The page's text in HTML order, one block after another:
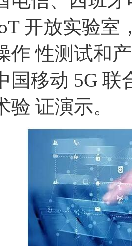
开放实验室
作 性测试和
国移动 5G
证演示。